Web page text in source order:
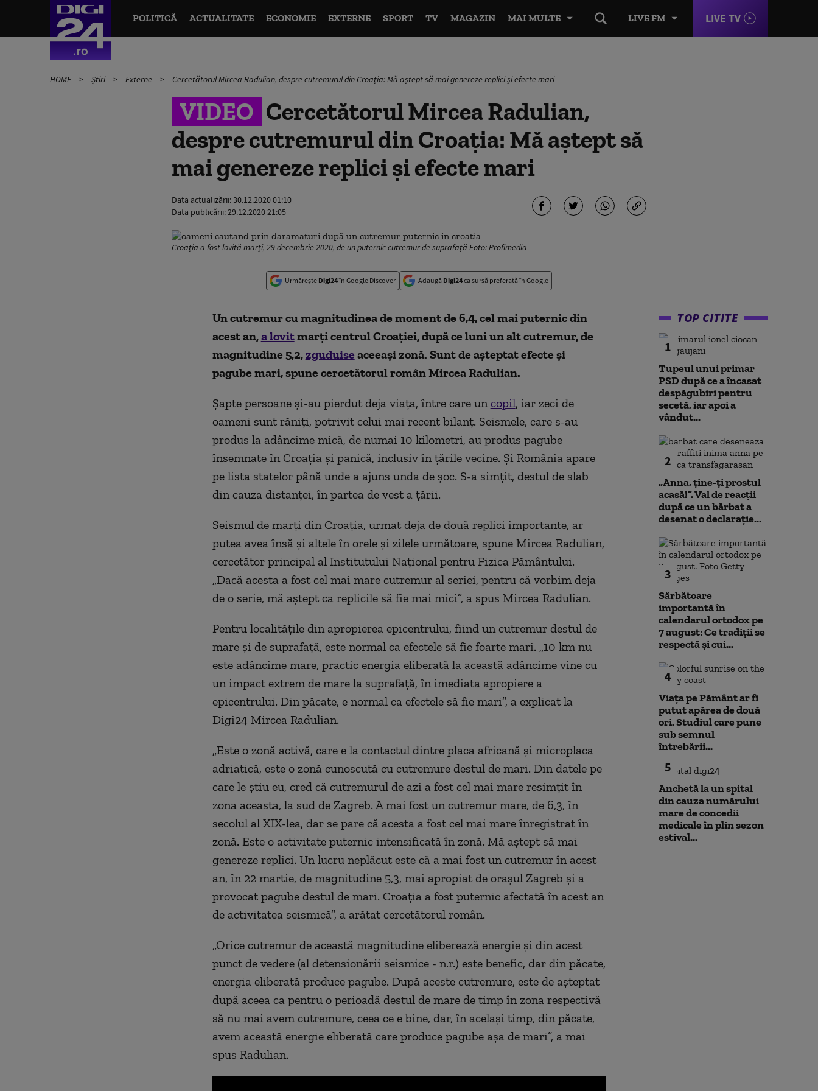
LIVE FM LIVE TV
POLITICĂ ACTUALITATE ECONOMIE EXTERNE SPORT TV MAGAZIN MAI MULTE
HOME Știri Externe Cercetătorul Mircea Radulian, despre cutremurul din Croația: Mă aștept să mai genereze replici și efecte mari
VIDEO Cercetătorul Mircea Radulian,
despre cutremurul din Croația: Mă aștept să
mai genereze replici și efecte mari
Data actualizării:30.12.2020 01:10
Data publicării:29.12.2020 21:05
Croația a fost lovită marți, 29 decembrie 2020, de un puternic cutremur de suprafață Foto: Profimedia
Urmărește Digi24în Google Discover Adaugă Digi24ca sursă preferată în Google
Un cutremur cu magnitudinea de moment de 6,4, cel mai puternic din
acest an,a lovitmarțicentrul Croației, după ce luni un alt cutremur, de
magnitudine 5,2,zguduise aceeași zonă. Sunt de așteptat efecte și
pagube mari, spune cercetătorul român Mircea Radulian.
Șapte persoane și-au pierdut deja viața, între care uncopil, iar zeci de
oameni sunt răniți, potrivit celui mai recent bilanț. Seismele, care s-au
produs la adâncime mică, de numai 10 kilometri, au produs pagube
însemnate în Croaţia și panică, inclusiv în țările vecine. Și România apare
pe lista statelor până unde a ajuns unda de șoc. S-a simțit, destul de slab
din cauza distanței, în partea de vest a țării.
Seismul de marți din Croația, urmat deja de două replici importante, ar
putea avea însă și altele în orele și zilele următoare, spune Mircea Radulian,
cercetător principal al Institutului Național pentru Fizica Pământului.
„Dacă acesta a fost cel mai mare cutremur al seriei, pentru că vorbim deja
de o serie, mă aștept ca replicile să fie mai mici”, a spus Mircea Radulian.
Pentru localitățile din apropierea epicentrului, fiind un cutremur destul de
mare și de suprafață, este normal ca efectele să fie foarte mari. „10 km nu
este adâncime mare, practic energia eliberată la această adâncime vine cu
un impact extrem de mare la suprafață, în imediata apropiere a
epicentrului. Din păcate, e normal ca efectele să fie mari”, a explicat la
Digi24 Mircea Radulian.
„Este o zonă activă, care e la contactul dintre placa africană și microplaca
adriatică, este o zonă cunoscută cu cutremure destul de mari. Din datele pe
care le știu eu, cred că cutremurul de azi a fost cel mai mare resimțit în
zona aceasta, la sud de Zagreb. A mai fost un cutremur mare, de 6,3, în
secolul al XIX-lea, dar se pare că acesta a fost cel mai mare înregistrat în
zonă. Este o activitate puternic intensificată în zonă. Mă aștept să mai
genereze replici. Un lucru neplăcut este că a mai fost un cutremur în acest
an, în 22 martie, de magnitudine 5,3, mai apropiat de orașul Zagreb și a
provocat pagube destul de mari. Croația a fost puternic afectată în acest an
de activitatea seismică”, a arătat cercetătorul român.
„Orice cutremur de această magnitudine eliberează energie și din acest
punct de vedere (al detensionării seismice - n.r.) este benefic, dar din păcate,
energia eliberată produce pagube. După aceste cutremure, este de așteptat
după aceea ca pentru o perioadă destul de mare de timp în zona respectivă
să nu mai avem cutremure, ceea ce e bine, dar, în același timp, din păcate,
avem această energie eliberată care produce pagube așa de mari”, a mai
spus Radulian.
TOP CITITE
1
Tupeul unui primar
PSD după ce a încasat
despăgubiri pentru
secetă, iar apoi a
vândut...
2
„Anna, ţine-ţi prostul
acasă!”. Val de reacții
după ce un bărbat a
desenat o declarație...
3
Sărbătoare
importantă în
calendarul ortodox pe
7 august: Ce tradiții se
respectă și cui...
4
Viața pe Pământ ar fi
putut apărea de două
ori. Studiul care pune
sub semnul
întrebării...
5
Anchetă la un spital
din cauza numărului
mare de concedii
medicale în plin sezon
estival...